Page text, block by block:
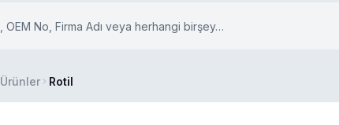
Ürünler Rotil